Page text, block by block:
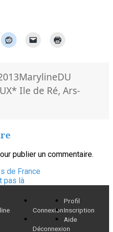
Auteur
MarylineCatégories
DU
Mots-
* Ile de Ré,Ars-
publier un commentaire.
de France
pas là
Connexion
Déconnexion
Profil
Inscription
Aide